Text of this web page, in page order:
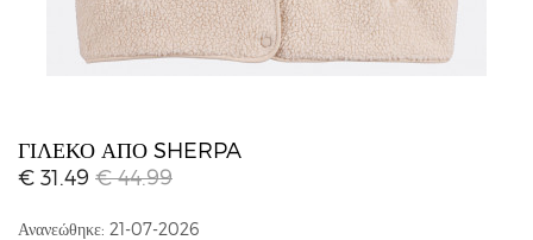
ΓΙΛΈΚΟ ΑΠΌ SHERPA
€ 31.49 € 44.99
Ανανεώθηκε: 21-07-2026